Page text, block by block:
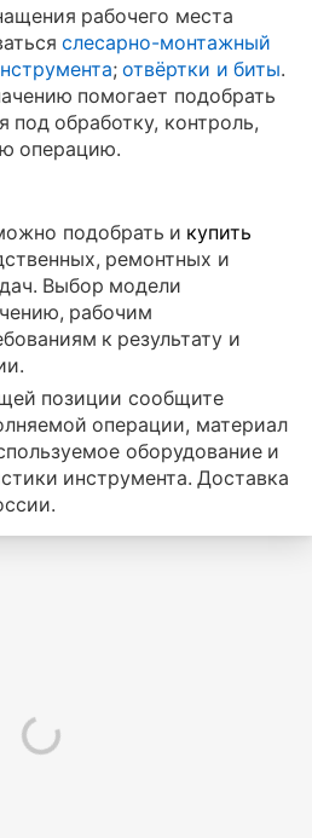
рабочего места
слесарно-монтажный
;отвёртки и биты.
помогает подобрать
обработку, контроль,
операцию.
подобрать и купить
ремонтных и
Выбор модели
рабочим
к результату и
позиции сообщите
операции, материал
оборудование и
инструмента. Доставка